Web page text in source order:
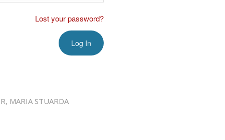
Lost your password?
, MARIA STUARDA